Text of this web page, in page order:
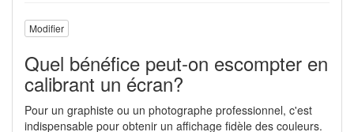
Modifier
Quel bénéfice peut-on escompter en
calibrant un écran?
Pour un graphiste ou un photographe professionnel, c'est
indispensable pour obtenir un affichage fidèle des couleurs.